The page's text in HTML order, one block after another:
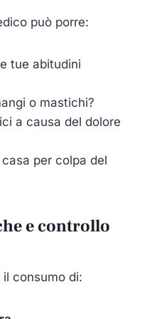
può porre:
tue abitudini
o mastichi?
a causa del dolore
per colpa del
e controllo
consumo di: